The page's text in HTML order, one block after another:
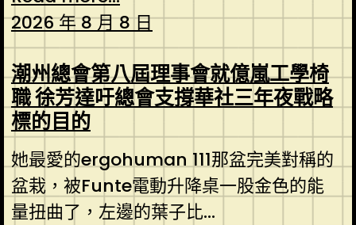
2026 年 8 月 8 日
潮州總會第八屆理事會就億嵐工學椅
職 徐芳達吁總會支撐華社三年夜戰略
標的目的
她最愛的ergohuman 111那盆完美對稱的
盆栽，被Funte電動升降桌一股金色的能
量扭曲了，左邊的葉子比...